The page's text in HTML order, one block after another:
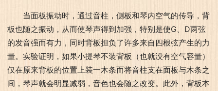
当面板振动时，通过音柱，侧板和琴内空气的传导，背
板也随之振动，从而使琴声得到加强，特别是使G、D两弦
的发音强而有力，同时背板担负了许多来自四根弦产生的力
量。实验证明，如果小提琴不装背板（也就没有空气容量）
仅在原来背板的位置上装一木条而将音柱支在面板与木条之
间，琴声就会明显减弱，音色也会随之改变。此外，背板本